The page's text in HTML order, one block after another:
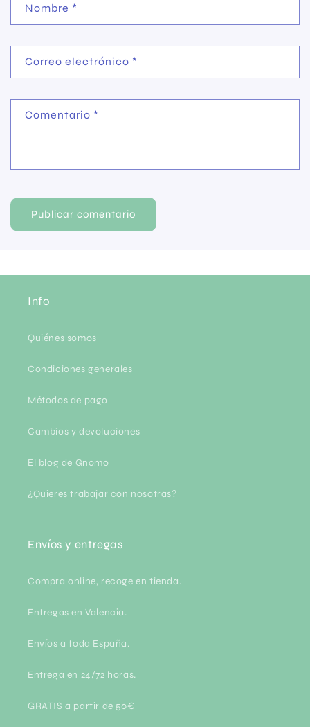
Nombre *
Correo electrónico *
Comentario *
Info
Quiénes somos
Condiciones generales
Métodos de pago
Cambios y devoluciones
El blog de Gnomo
¿Quieres trabajar con nosotras?
Envíos y entregas
Compra online, recoge en tienda.
Entregas en Valencia.
Envíos a toda España.
Entrega en 24/72 horas.
GRATIS a partir de 50€